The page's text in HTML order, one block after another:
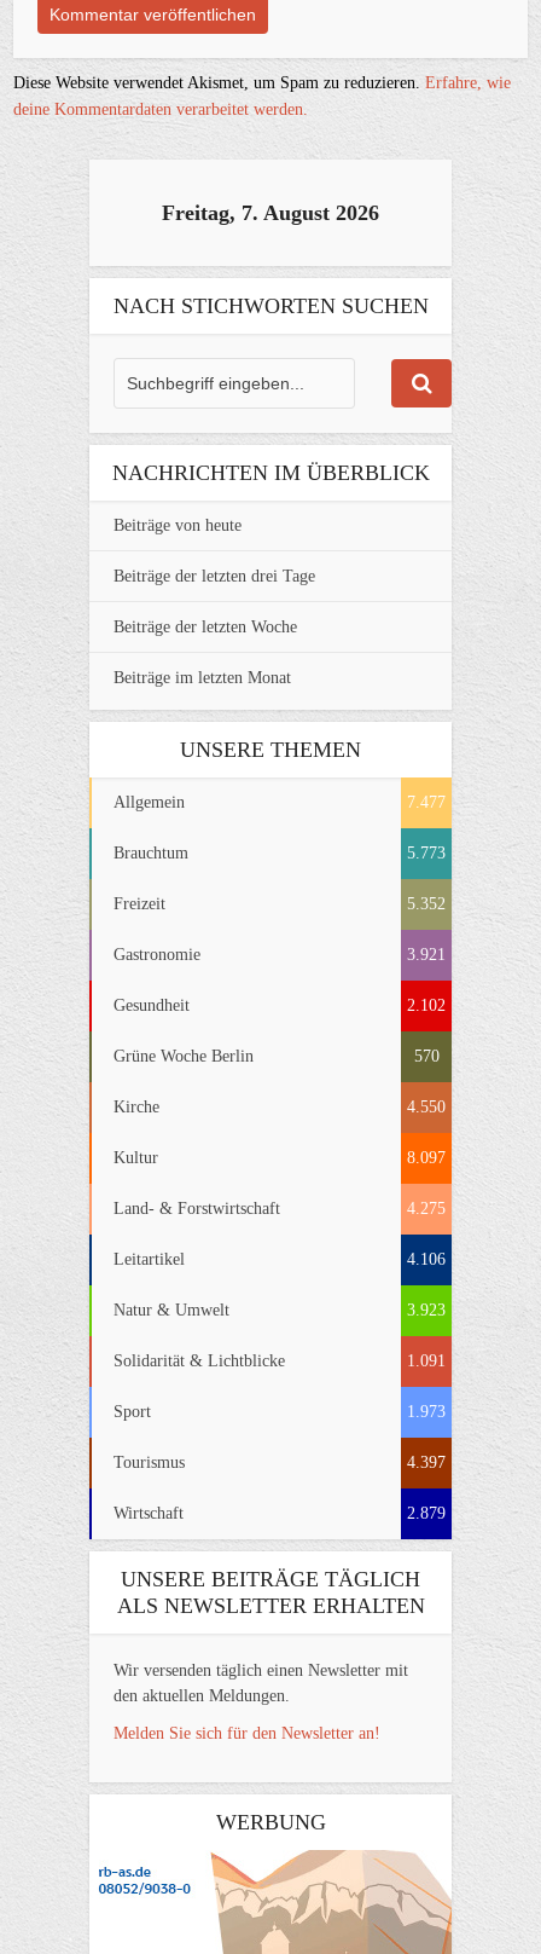
Diese Website verwendet Akismet, um Spam zu reduzieren.Erfahre, wie
deine Kommentardaten verarbeitet werden.
Freitag, 7. August 2026
NACH STICHWORTEN SUCHEN
NACHRICHTEN IM ÜBERBLICK
Beiträge von heute
Beiträge der letzten drei Tage
Beiträge der letzten Woche
Beiträge im letzten Monat
UNSERE THEMEN
Allgemein 7.477
Brauchtum 5.773
Freizeit 5.352
Gastronomie 3.921
Gesundheit 2.102
Grüne Woche Berlin 570
Kirche 4.550
Kultur 8.097
Land- & Forstwirtschaft 4.275
Leitartikel 4.106
Natur & Umwelt 3.923
Solidarität & Lichtblicke 1.091
Sport 1.973
Tourismus 4.397
Wirtschaft 2.879
UNSERE BEITRÄGE TÄGLICH
ALS NEWSLETTER ERHALTEN
Wir versenden täglich einen Newsletter mit
den aktuellen Meldungen.
Melden Sie sich für den Newsletter an!
WERBUNG